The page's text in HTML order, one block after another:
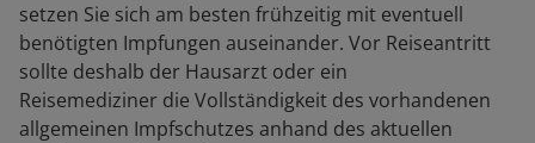
setzen Sie sich am besten frühzeitig mit eventuell
benötigten Impfungen auseinander. Vor Reiseantritt
sollte deshalb der Hausarzt oder ein
Reisemediziner die Vollständigkeit des vorhandenen
allgemeinen Impfschutzes anhand des aktuellen